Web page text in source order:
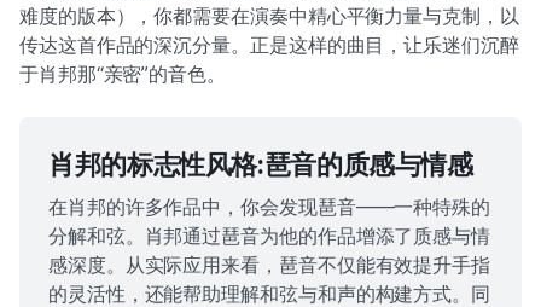
难度的版本），你都需要在演奏中精心平衡力量与克制，以
传达这首作品的深沉分量。正是这样的曲目，让乐迷们沉醉
于肖邦那“亲密”的音色。
肖邦的标志性风格:琶音的质感与情感
在肖邦的许多作品中，你会发现琶音——一种特殊的
分解和弦。肖邦通过琶音为他的作品增添了质感与情
感深度。从实际应用来看，琶音不仅能有效提升手指
的灵活性，还能帮助理解和弦与和声的构建方式。同